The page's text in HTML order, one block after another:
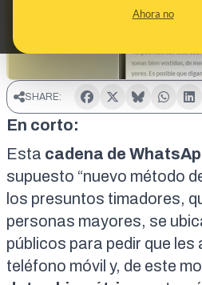
Ahora no
SHARE:
En corto:
Esta cadena de
supuesto “nuevo método
los presuntos timadores,
personas mayores, se
públicos para pedir que les
teléfono móvil y, de este